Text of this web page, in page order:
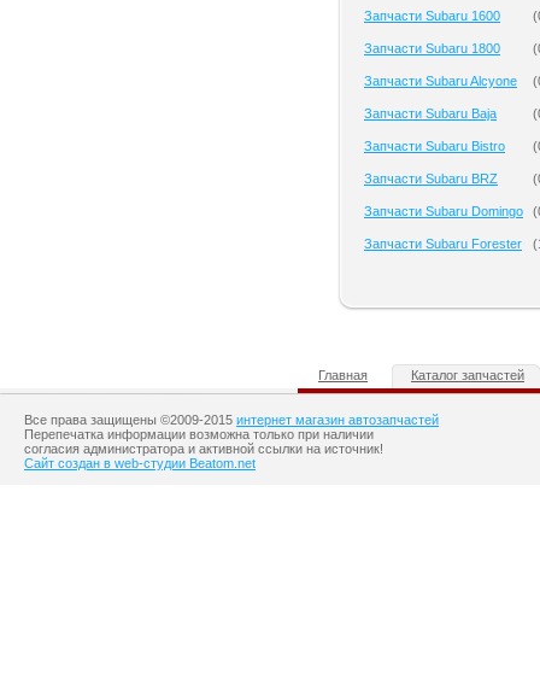
Запчасти Subaru 1600 (
Запчасти Subaru 1800 (
Запчасти Subaru Alcyone (
Запчасти Subaru Baja (
Запчасти Subaru Bistro (
Запчасти Subaru BRZ (
Запчасти Subaru Domingo (
Запчасти Subaru Forester (
Главная Каталог запчастей
Все права защищены ©2009-2015 интернет магазин автозапчастей
Перепечатка информации возможна только при наличии
согласия администратора и активной ссылки на источник!
Сайт создан в web-студии Beatom.net